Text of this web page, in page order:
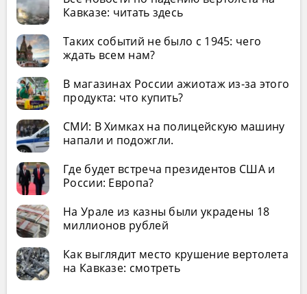
Кавказе: читать здесь
Таких событий не было с 1945: чего
ждать всем нам?
В магазинах России ажиотаж из-за этого
продукта: что купить?
СМИ: В Химках на полицейскую машину
напали и подожгли.
Где будет встреча президентов США и
России: Европа?
На Урале из казны были украдены 18
миллионов рублей
Как выглядит место крушение вертолета
на Кавказе: смотреть